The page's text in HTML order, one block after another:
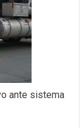
ante sistema